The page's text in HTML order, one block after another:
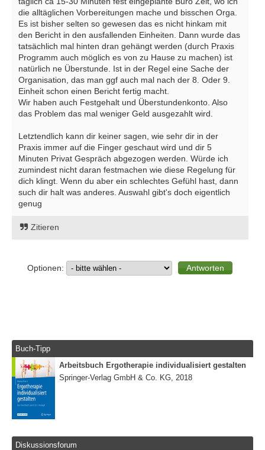
die alltäglichen Vorbereitungen mache und bisschen Orga.
Es ist bisher selten so gewesen das es nicht hinkam mit
den Bericht in den ausfallenden Einheiten. Dann wurde das
tatsächlich mal hinten dran gehängt werden (durch Praxis
Programm auch möglich es von zu Hause zu machen) ist
natürlich ne Überstunde. Ist in der Regel eine Sache der
Organisation, das man ggf auch mal nach der 8. Oder 9.
Einheit schon einen Bericht fertig macht.
Wir haben auch Festgehalt und Überstundenkonto. Also
das Problem das mal weniger Geld ausgezahlt wird.
Letztendlich kann dir keiner sagen, wie sehr dir in der
Praxis immer auf die Finger geschaut wird und dir 5
Minuten Privat Gespräch abgezogen werden. Würde ich
zumindest nicht daran festmachen wie diese Regelung für
dich klingt. Wenn du aber ein schlechtes Gefühl hast, dann
such dir halt was anderes. Auswahl gibt's doch eigentlich
genug
Zitieren
Optionen:
Buch-Tipp
Arbeitsbuch Ergotherapie individualisiert gestalten
Springer-Verlag GmbH & Co. KG, 2018
Diskussionsforum